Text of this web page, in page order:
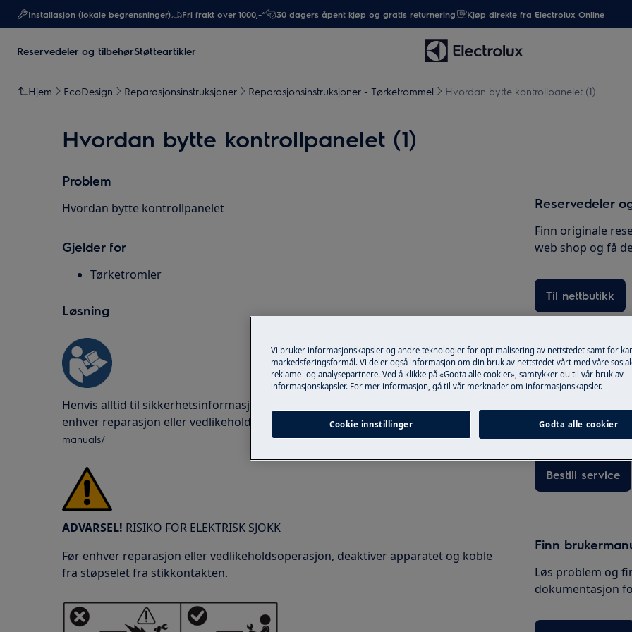
Installasjon (lokale begrensninger) Fri frakt over 1000,-* 30 dagers åpent kjøp og gratis returnering Kjøp direkte fra Electrolux Online
Reservedeler og tilbehørStøtteartikler
Hjem EcoDesign Reparasjonsinstruksjoner Reparasjonsinstruksjoner - Tørketrommel Hvordan bytte kontrollpanelet (1)
Hvordan bytte kontrollpanelet (1)
Problem
Hvordan bytte kontrollpanelet
Gjelder for
Tørketromler
Løsning
Henvis alltid til sikkerhetsinformasjonen i brukerhåndboken for produktet ditt før
enhver reparasjon eller vedlikeholdsoperasjon.
https://www.electrolux.com/support/user-
manuals/
ADVARSEL! RISIKO FOR ELEKTRISK SJOKK
Før enhver reparasjon eller vedlikeholdsoperasjon, deaktiver apparatet og koble
fra støpselet fra stikkontakten.
Reservedeler
Finn originale
web shop og få
Til nettbutikk
Bestill service
Ønsker du
Electrolux
til et pris,
Bestill service
Finn
Løs problem og
dokumentasjon
Vi bruker informasjonskapsler og andre teknologier for optimalisering av nettstedet samt for
markedsføringsformål. Vi deler også informasjon om din bruk av nettstedet vårt med våre
reklame- og analysepartnere. Ved å klikke på «Godta alle cookier», samtykker du til vår bruk av
informasjonskapsler. For mer informasjon, gå til vår merknader om informasjonskapsler.
Cookie innstillinger Godta alle cookier